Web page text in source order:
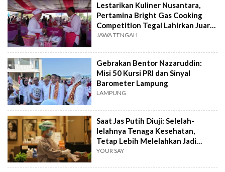
Lestarikan Kuliner Nusantara,
Pertamina Bright Gas Cooking
Competition Tegal Lahirkan Juara
Baru
JAWA TENGAH
Gebrakan Bentor Nazaruddin:
Misi 50 Kursi PRI dan Sinyal
Barometer Lampung
LAMPUNG
Saat Jas Putih Diuji: Selelah-
lelahnya Tenaga Kesehatan,
Tetap Lebih Melelahkan Jadi
Pasien
YOUR SAY